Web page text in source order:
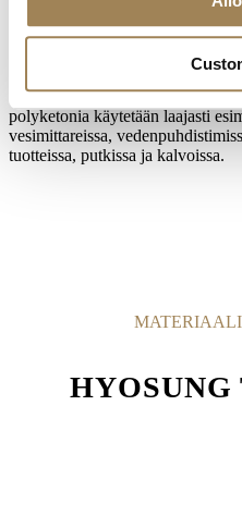
Materiaalilla on erinomainen
iskunkestävyys, suuri
Tasapainoisten
polyketonia käytetään laajasti
vesimittareissa,
tuotteissa, putkissa ja kalvoissa.